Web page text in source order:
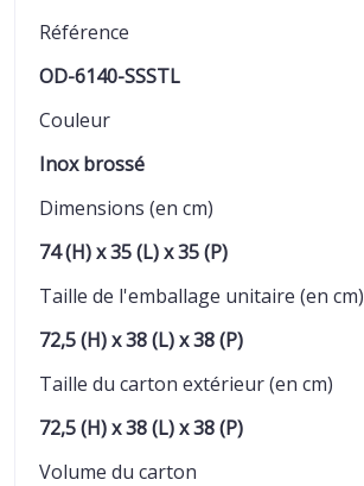
Référence
OD-6140-SSSTL
Couleur
Inox brossé
Dimensions (en cm)
74 (H) x 35 (L) x 35 (P)
Taille de l'emballage unitaire (en cm)
72,5 (H) x 38 (L) x 38 (P)
Taille du carton extérieur (en cm)
72,5 (H) x 38 (L) x 38 (P)
Volume du carton